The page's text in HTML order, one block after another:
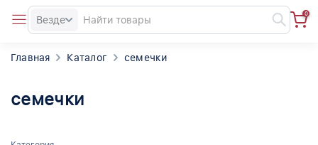
Везде
0
Главная Каталог семечки
семечки